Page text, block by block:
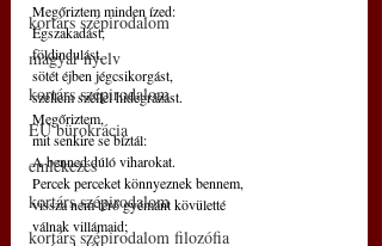
kortárs szépirodalom
magyar nyelv
kortárs szépirodalom
EU bürokrácia
emlékezés
kortárs szépirodalom
kortárs szépirodalom filozófia
Megőriztem minden ízed:
Égszakadást,
földindulást,
sötét éjben jégcsikorgást,
szellem széllel hidegrázást.
Megőriztem,
mit senkire se bíztál:
A benned dúló viharokat.
Percek perceket könnyeznek bennem,
vissza nem térő gyémánt kövületté
válnak villámaid;